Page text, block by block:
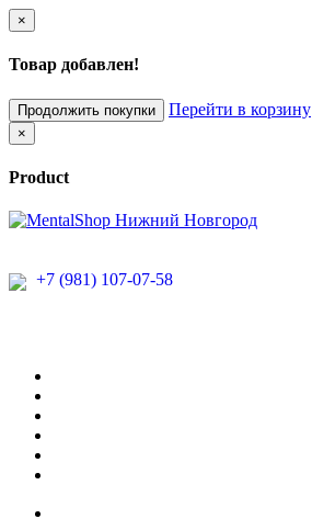
×
Товар добавлен!
Продолжить покупки Перейти в корзину
×
Product
+7 (981) 107-07-58